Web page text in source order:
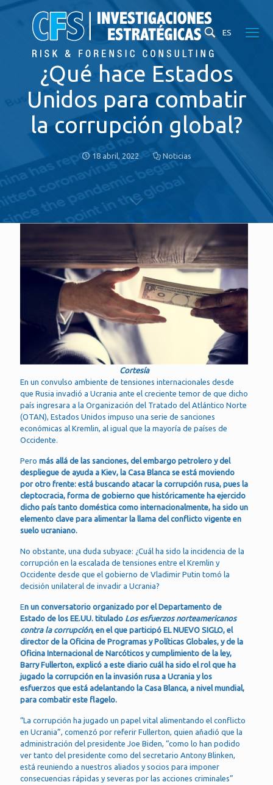
ES
¿Qué hace Estados
Unidos para combatir
la corrupción global?
18 abril, 2022 Noticias
Cortesía
En un convulso ambiente de tensiones internacionales desde
que Rusia invadió a Ucrania ante el creciente temor de que dicho
país ingresara a la Organización del Tratado del Atlántico Norte
(OTAN), Estados Unidos impuso una serie de sanciones
económicas al Kremlin, al igual que la mayoría de países de
Occidente.
Pero más allá de las sanciones, del embargo petrolero y del
despliegue de ayuda a Kiev, la Casa Blanca se está moviendo
por otro frente: está buscando atacar la corrupción rusa, pues la
cleptocracia, forma de gobierno que históricamente ha ejercido
dicho país tanto doméstica como internacionalmente, ha sido un
elemento clave para alimentar la llama del conflicto vigente en
suelo ucraniano.
No obstante, una duda subyace: ¿Cuál ha sido la incidencia de la
corrupción en la escalada de tensiones entre el Kremlin y
Occidente desde que el gobierno de Vladimir Putin tomó la
decisión unilateral de invadir a Ucrania?
En un conversatorio organizado por el Departamento de
Estado de los EE.UU. titulado Los esfuerzos norteamericanos
contra la corrupción, en el que participó EL NUEVO SIGLO, el
director de la Oficina de Programas y Políticas Globales, y de la
Oficina Internacional de Narcóticos y cumplimiento de la ley,
Barry Fullerton, explicó a este diario cuál ha sido el rol que ha
jugado la corrupción en la invasión rusa a Ucrania y los
esfuerzos que está adelantando la Casa Blanca, a nivel mundial,
para combatir este flagelo.
“La corrupción ha jugado un papel vital alimentando el conflicto
en Ucrania”, comenzó por referir Fullerton, quien añadió que la
administración del presidente Joe Biden, “como lo han podido
ver tanto del presidente como del secretario Antony Blinken,
está reuniendo a nuestros aliados y socios para imponer
consecuencias rápidas y severas por las acciones criminales”